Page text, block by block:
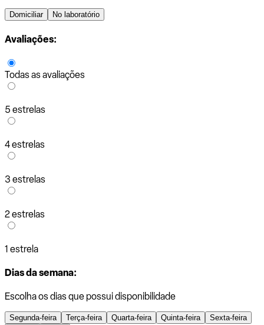
Domiciliar No laboratório
Avaliações:
Todas as avaliações
5 estrelas
4 estrelas
3 estrelas
2 estrelas
1 estrela
Dias da semana:
Escolha os dias que possui disponibilidade
Segunda-feira Terça-feira Quarta-feira Quinta-feira
Sexta-feira